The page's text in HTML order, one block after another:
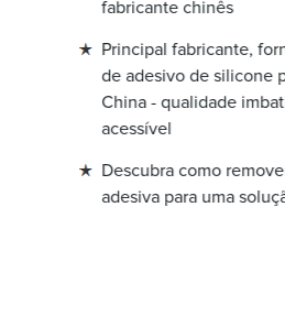
fabricante chinês
Principal fabricante,
de adesivo de silicone
China - qualidade
acessível
Descubra como
adesiva para uma